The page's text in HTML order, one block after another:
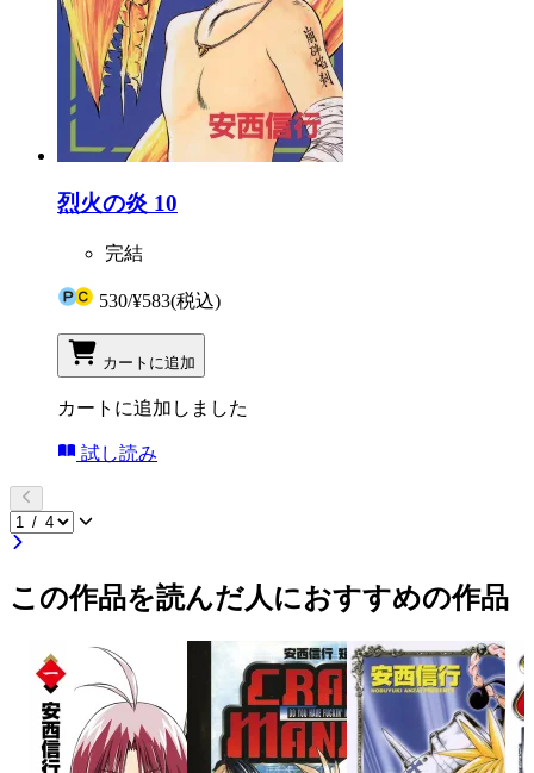
烈火の炎 10
完結
530/¥583(税込)
カートに追加
カートに追加しました
試し読み
この作品を読んだ人におすすめの作品